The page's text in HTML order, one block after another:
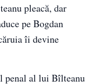
pleacă, dar
pe Bogdan
îi devine
penal al lui Bîlteanu